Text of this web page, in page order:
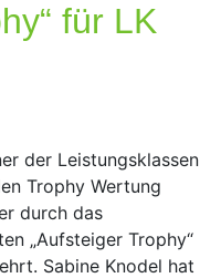
für LK
der Leistungsklassen
Trophy Wertung
durch das
„Aufsteiger Trophy“
Sabine Knodel hat